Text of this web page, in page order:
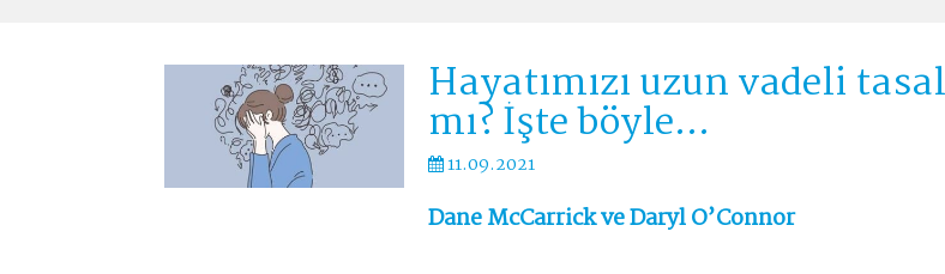
Hayatımızı uzun vadeli
mı? İşte böyle...
11.09.2021
Dane McCarrick ve Daryl O’Connor